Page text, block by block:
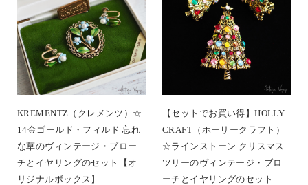
KREMENTZ（クレメンツ）☆
14金ゴールド・フィルド 忘れ
な草のヴィンテージ・ブロー
チとイヤリングのセット【オ
リジナルボックス】
【セットでお買い得】HOLLY
CRAFT（ホーリークラフト）
☆ラインストーン クリスマス
ツリーのヴィンテージ・ブロ
ーチとイヤリングのセット